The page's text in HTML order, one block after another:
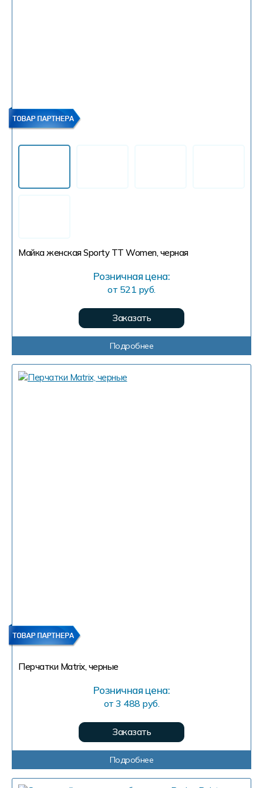
Майка женская Sporty TT Women, черная
Розничная цена:
от 521 руб.
Заказать
Подробнее
Перчатки Matrix, черные
Розничная цена:
от 3 488 руб.
Заказать
Подробнее